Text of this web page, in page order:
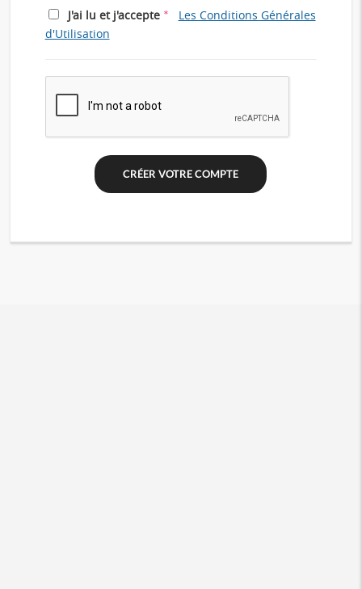
J'ai lu et j'accepte *
Les Conditions Générales
d'Utilisation